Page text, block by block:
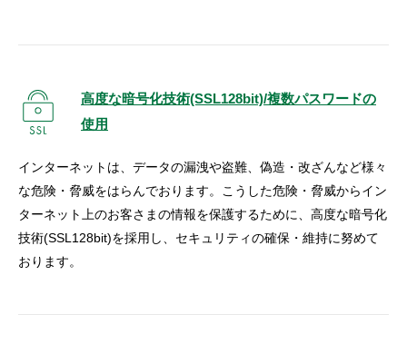
高度な暗号化技術(SSL128bit)/複数パスワードの
使用
インターネットは、データの漏洩や盗難、偽造・改ざんなど様々
な危険・脅威をはらんでおります。こうした危険・脅威からイン
ターネット上のお客さまの情報を保護するために、高度な暗号化
技術(SSL128bit)を採用し、セキュリティの確保・維持に努めて
おります。